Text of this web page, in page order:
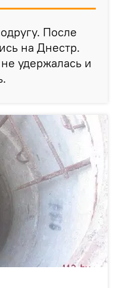
После
на Днестр.
удержалась и